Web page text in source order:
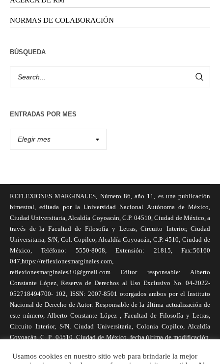
NORMAS DE COLABORACIÓN
BÚSQUEDA
ENTRADAS POR MES
REFLEXIONES MARGINALES, Número 86, año 11, es una publicación
bimestral, editada por la Universidad Nacional Autónoma de México,
Ciudad Universitaria, Alcaldía Coyoacán, C.P. 04510, Ciudad de México, a
través de la Facultad de Filosofía y Letras, Circuito Interior, Ciudad
Universitaria, S/N, Col. Copilco, Alcaldía Coyoacán, C.P. 4510, Ciudad de
México, Teléfono: 5550-8008, Extensión: 21815, Fax:56160
047,https://reflexionesmarginales.com,
reflexionesmarginales3.0@gmail.com Editor responsable: Alberto
Constante López, Reserva de Derechos al Uso Exclusivo No. 04-2022-
052718494700- 102, ISSN: 2007-8501 otorgados ambos por el Instituto
Nacional de Derecho de Autor. Responsable de la última actualización de
este número, Alberto Constante López , Facultad de Filosofía y Letras,
Circuito Interior, S/N, Ciudad Universitaria, Colonia Copilco, Alcaldía
Coyoacán, C. P., 04510, Ciudad de México, fecha última de modificación,
necesariamente reflejan la postura de la revista, ni de Universidad Nacional
Usamos cookies en nuestro sitio web para brindarle la mejor